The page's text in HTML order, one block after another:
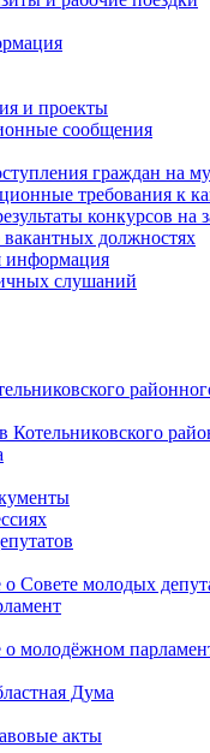
и проекты
сообщения
граждан на
требования к
конкурсов
должностях
информация
слушаний
Котельниковского
Совете молодых
молодёжном
Дума
акты